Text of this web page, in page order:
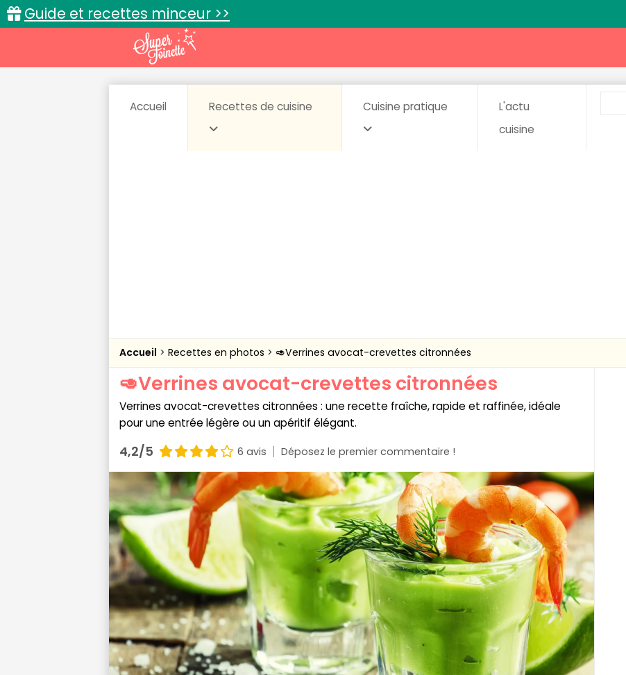
Guide et recettes minceur >>
Accueil Recettes de cuisine Cuisine pratique
L'actu
cuisine
Accueil Recettes en photos 🥑Verrines avocat-crevettes citronnées
🥑Verrines avocat-crevettes citronnées
Verrines avocat-crevettes citronnées : une recette fraîche, rapide et raffinée, idéale
pour une entrée légère ou un apéritif élégant.
4,2/5 6 avis Déposez le premier commentaire !